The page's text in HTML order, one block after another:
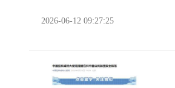
2026-06-12 09:27:25